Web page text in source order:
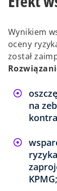
Wynikiem
oceny
został
na
KPMG;